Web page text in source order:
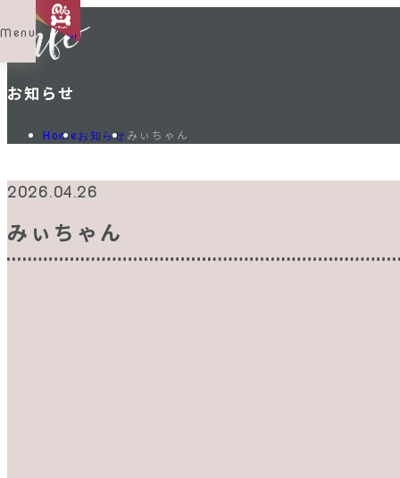
Menu Shop List
お知らせ
Home お知らせ みぃちゃん
2026.04.26
みぃちゃん